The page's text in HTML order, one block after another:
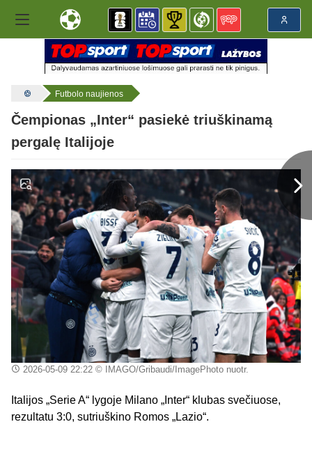
Futbolo naujienos
Čempionas „Inter“ pasiekė triuškinamą
pergalę Italijoje
2026-05-09 22:22© IMAGO/Gribaudi/ImagePhoto nuotr.
Italijos „Serie A“ lygoje Milano „Inter“ klubas svečiuose,
rezultatu 3:0, sutriuškino Romos „Lazio“.